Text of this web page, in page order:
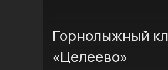
Горнолыжный
«Целеево»